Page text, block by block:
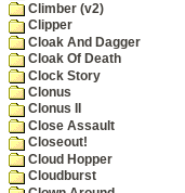
Climber (v2)
Clipper
Cloak And Dagger
Cloak Of Death
Clock Story
Clonus
Clonus II
Close Assault
Closeout!
Cloud Hopper
Cloudburst